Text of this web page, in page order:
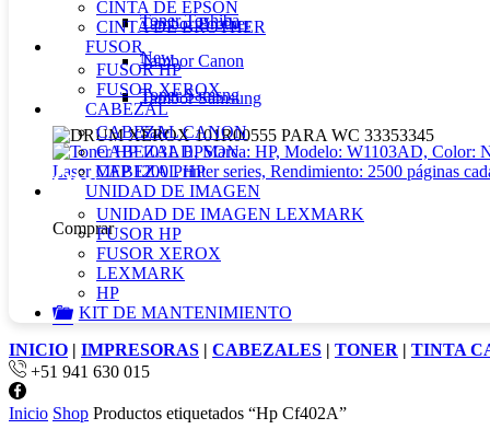
Toner Toshiba
New
Toner Samsng
Sale
Tambor Brother
Tambor Canon
Tambor Samsung
Oferta
Comprar
CINTA DE EPSON
CINTA DE BROTHER
FUSOR
FUSOR HP
FUSOR XEROX
CABEZAL
CABEZAL CANON
CABEZAL EPSON
CABEZAL HP
UNIDAD DE IMAGEN
UNIDAD DE IMAGEN LEXMARK
FUSOR HP
FUSOR XEROX
LEXMARK
HP
KIT DE MANTENIMIENTO
INICIO | IMPRESORAS | CABEZALES | TONER | TINTA
+51 941 630 015
Facebook
Inicio Shop Productos etiquetados “Hp Cf402A”